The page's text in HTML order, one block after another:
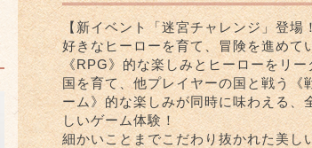
【新イベント「迷宮チャレンジ」登場
好きなヒーローを育て、冒険を進めて
《RPG》的な楽しみとヒーローをリー
国を育て、他プレイヤーの国と戦う《
ーム》的な楽しみが同時に味わえる、
しいゲーム体験！
細かいことまでこだわり抜かれた美し